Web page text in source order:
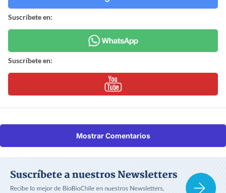
Suscríbete en:
Suscríbete en:
Mostrar Comentarios